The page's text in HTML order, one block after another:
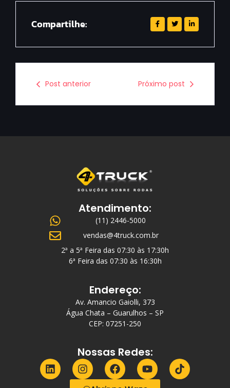
Compartilhe:
Post anterior Próximo post
Atendimento:
(11) 2446-5000
vendas@4truck.com.br
2ª a 5ª Feira das 07:30 às 17:30h
6ª Feira das 07:30 às 16:30h
Endereço:
Av. Amancio Gaiolli, 373
Água Chata – Guarulhos – SP
CEP: 07251-250
Nossas Redes: